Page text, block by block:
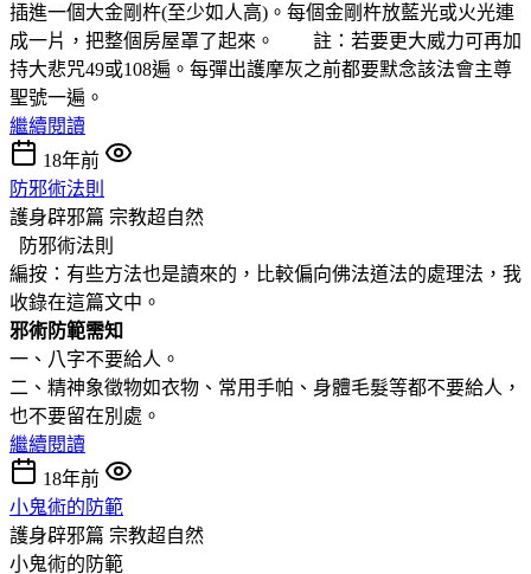
插進一個大金剛杵(至少如人高)。每個金剛杵放藍光或火光連
成一片，把整個房屋罩了起來。 註：若要更大威力可再加
持大悲咒49或108遍。每彈出護摩灰之前都要默念該法會主尊
聖號一遍。
繼續閱讀
18年前
防邪術法則
護身辟邪篇 宗教超自然
防邪術法則
編按：有些方法也是讀來的，比較偏向佛法道法的處理法，我
收錄在這篇文中。
邪術防範需知
一、八字不要給人。
二、精神象徵物如衣物、常用手帕、身體毛髮等都不要給人，
也不要留在別處。
繼續閱讀
18年前
小鬼術的防範
護身辟邪篇 宗教超自然
小鬼術的防範